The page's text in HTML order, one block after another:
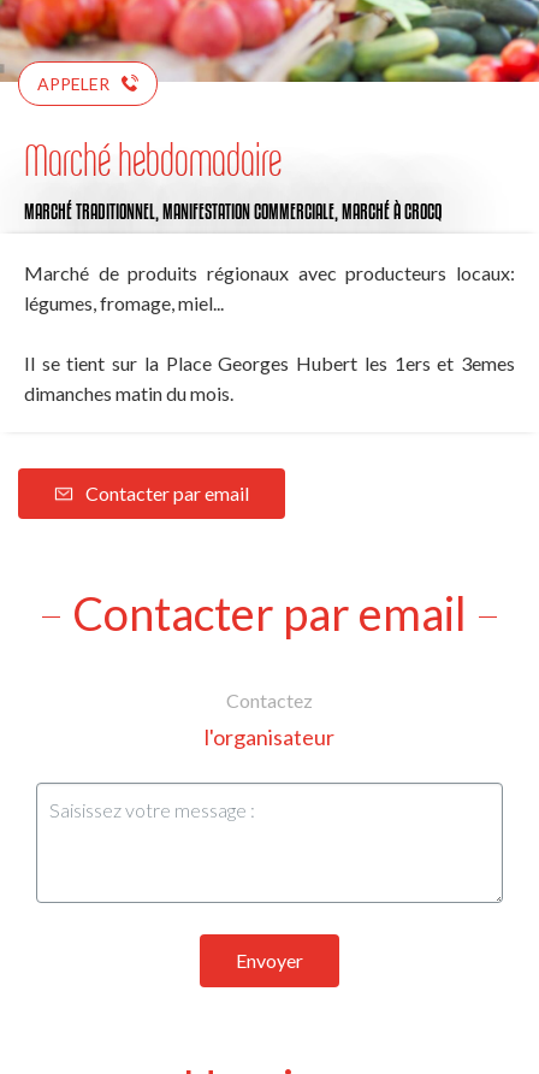
APPELER
Marché hebdomadaire
MARCHÉ TRADITIONNEL, MANIFESTATION COMMERCIALE, MARCHÉÀ CROCQ
Marché de produits régionaux avec producteurs locaux:
légumes, fromage, miel...
Il se tient sur la Place Georges Hubert les 1ers et 3emes
dimanches matin du mois.
Contacter par email
Contacter par email
Contactez
l'organisateur
Envoyer